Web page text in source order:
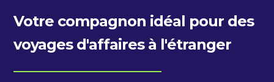
Votre compagnon idéal pour des
voyages d'affaires à l'étranger